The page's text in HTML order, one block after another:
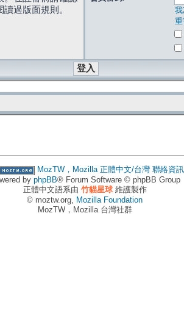
過版面規則。
重
MozTW，Mozilla 正體中文/台灣 聯絡資訊
by phpBB® Forum Software © phpBB Group
正體中文語系由 竹貓星球維護製作
© moztw.org, Mozilla Foundation
MozTW，Mozilla 台灣社群